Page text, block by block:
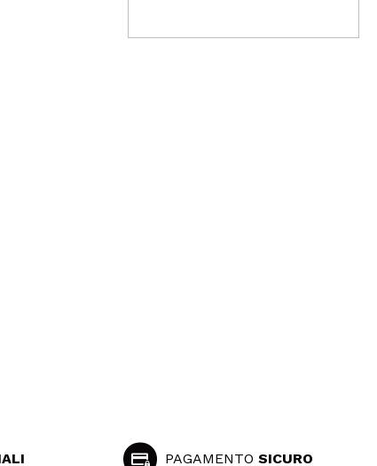
PAGAMENTO SICURO